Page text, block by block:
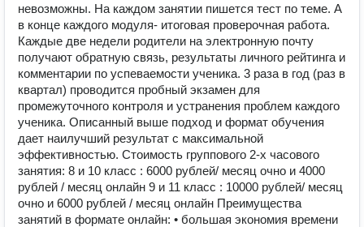
невозможны. На каждом занятии пишется тест по теме. А
в конце каждого модуля- итоговая проверочная работа.
Каждые две недели родители на электронную почту
получают обратную связь, результаты личного рейтинга и
комментарии по успеваемости ученика. 3 раза в год (раз в
квартал) проводится пробный экзамен для
промежуточного контроля и устранения проблем каждого
ученика. Описанный выше подход и формат обучения
дает наилучший результат с максимальной
эффективностью. Стоимость группового 2-х часового
занятия: 8 и 10 класс : 6000 рублей/ месяц очно и 4000
рублей / месяц онлайн 9 и 11 класс : 10000 рублей/ месяц
очно и 6000 рублей / месяц онлайн Преимущества
занятий в формате онлайн: • большая экономия времени